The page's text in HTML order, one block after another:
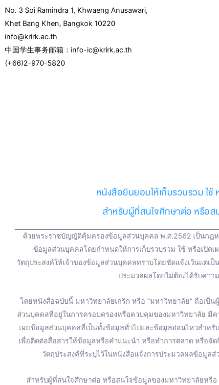
No. 3 Soi Ramindra 1, Khwaeng Anusawari,
Khet Bang Khen, Bangkok 10220
info@krirk.ac.th
中国学生事务邮箱：info-ic@krirk.ac.th
(+66)2-970-5820
o
o
k
b
e
a
g
r
a
m
t
e
r
หนังสือยินยอมให้เก็บรวบรวม ใ
สำหรับผู้ที่สนใจศึกษาต่อ หรือ
ด้วยพระราชบัญญัติคุ้มครองข้อมูลส่วนบุคคล พ.ศ.2562 เป็นกฎ
ข้อมูลส่วนบุคคลโดยกำหนดให้การเก็บรวบรวม ใช้ หรือเปิ
วัตถุประสงค์ให้เจ้าของข้อมูลส่วนบุคคลทราบโดยชัดแจ้งเว้นแต่
ประมวลผลโดยไม่ต้องได้รับคว
โดยหนังสือฉบับนี้ มหาวิทยาลัยเกริก หรือ “มหาวิทยาลัย” ถือเ
ส่วนบุคคลที่อยู่ในการครอบครองหรือควบคุมของมหาวิทยาลัย มี
เผยข้อมูลส่วนบุคคลที่เป็นทั้งข้อมูลทั่วไปและข้อมูลอ่อนไหวสำห
เพื่อติดต่อสื่อสารให้ข้อมูลหรือคำแนะนำ หรือทำการตลาด หรือจั
วัตถุประสงค์ที่ระบุไว้ในหนังสือแจ้งการประมวลผลข้อมูล
สำหรับผู้ที่สนใจศึกษาต่อ หรือสนใจข้อมูลของมหาวิทยาลัยหรื